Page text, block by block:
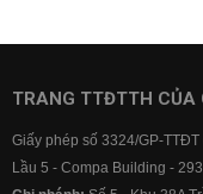
Lãi suất ngân
Lãi suất ngân
TRANG TTĐTTH CỦA
Giấy phép số 3324/GP-
Lầu 5 - Compa Building -